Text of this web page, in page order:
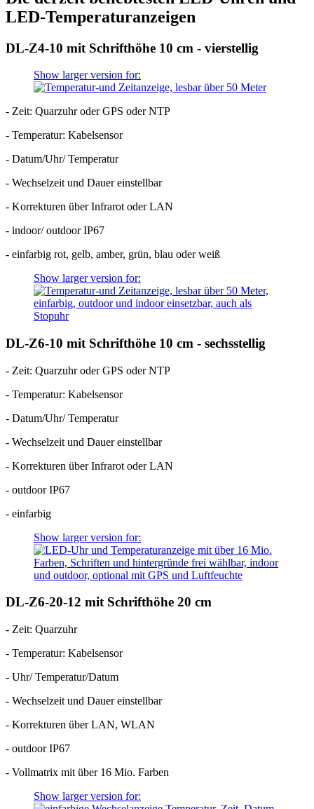
LED-Temperaturanzeigen
DL-Z4-10 mit Schrifthöhe 10 cm - vierstellig
Show larger version for:
- Zeit: Quarzuhr oder GPS oder NTP
- Temperatur: Kabelsensor
- Datum/Uhr/ Temperatur
- Wechselzeit und Dauer einstellbar
- Korrekturen über Infrarot oder LAN
- indoor/ outdoor IP67
- einfarbig rot, gelb, amber, grün, blau oder weiß
Show larger version for:
DL-Z6-10 mit Schrifthöhe 10 cm - sechsstellig
- Zeit: Quarzuhr oder GPS oder NTP
- Temperatur: Kabelsensor
- Datum/Uhr/ Temperatur
- Wechselzeit und Dauer einstellbar
- Korrekturen über Infrarot oder LAN
- outdoor IP67
- einfarbig
Show larger version for:
DL-Z6-20-12 mit Schrifthöhe 20 cm
- Zeit: Quarzuhr
- Temperatur: Kabelsensor
- Uhr/ Temperatur/Datum
- Wechselzeit und Dauer einstellbar
- Korrekturen über LAN, WLAN
- outdoor IP67
- Vollmatrix mit über 16 Mio. Farben
Show larger version for: